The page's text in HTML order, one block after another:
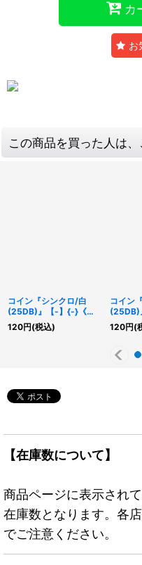
カ
お
この商品を買った人は
コイン『シンクロ/白
(25DB)』【-】{-}《そ
の他》
120円(税込)
コイン
(25DB)
の他》
120円(
【在庫数について】
商品ページに表示され
在庫数となります。各
でご注意ください。